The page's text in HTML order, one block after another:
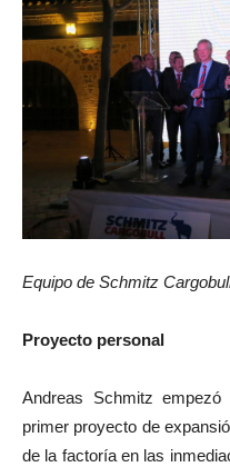
Equipo de Schmitz
Proyecto personal
Andreas Schmitz
primer proyecto de
de la factoría en las